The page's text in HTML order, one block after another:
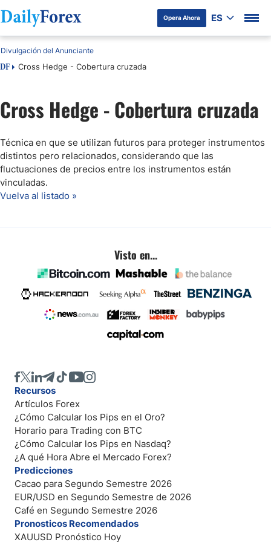
Opera Ahora ES
DF Cross Hedge - Cobertura cruzada
Divulgación del Anunciante
Cross Hedge - Cobertura cruzada
Técnica en que se utilizan futuros para proteger instrumentos
distintos pero relacionados, considerando que las
fluctuaciones de precios entre los instrumentos están
vinculadas.
Vuelva al listado »
Visto en...
Recursos
Artículos Forex
¿Cómo Calcular los Pips en el Oro?
Horario para Trading con BTC
¿Cómo Calcular los Pips en Nasdaq?
¿A qué Hora Abre el Mercado Forex?
Predicciones
Cacao para Segundo Semestre 2026
EUR/USD en Segundo Semestre de 2026
Café en Segundo Semestre 2026
Pronosticos Recomendados
XAUUSD Pronóstico Hoy